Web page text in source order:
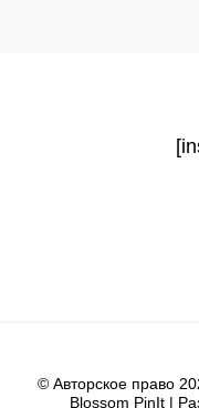
© Авторское право
Blossom PinIt |